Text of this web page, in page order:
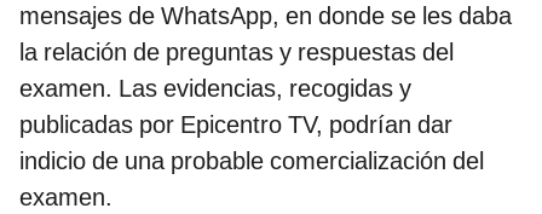
mensajes de WhatsApp, en donde se les daba
la relación de preguntas y respuestas del
examen. Las evidencias, recogidas y
publicadas por Epicentro TV, podrían dar
indicio de una probable comercialización del
examen.